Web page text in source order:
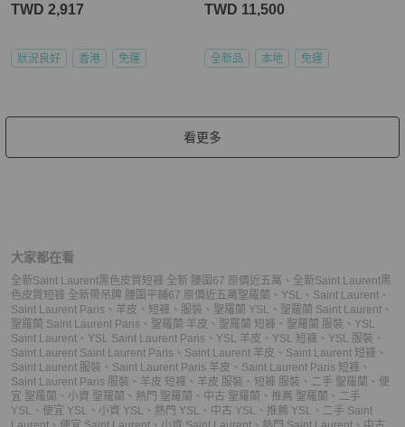
TWD 2,917
狀況良好 香港 免運
TWD 11,500
全新品 本地 免運
看更多
大家都在看
全新Saint Laurent黑色皮質短褲 全新 腰圍67 原價近五萬 、 全新Saint Laurent黑
色皮質短褲 全新帶吊牌 腰圍平鋪67 原價近五萬聖羅蘭 、 YSL 、 Saint Laurent 、
Saint Laurent Paris 、 羊皮 、 短褲 、 服裝 、 聖羅蘭 YSL 、 聖羅蘭 Saint Laurent 、
聖羅蘭 Saint Laurent Paris 、 聖羅蘭 羊皮 、 聖羅蘭 短褲 、 聖羅蘭 服裝 、 YSL
Saint Laurent 、 YSL Saint Laurent Paris 、 YSL 羊皮 、 YSL 短褲 、 YSL 服裝 、
Saint Laurent Saint Laurent Paris 、 Saint Laurent 羊皮 、 Saint Laurent 短褲 、
Saint Laurent 服裝 、 Saint Laurent Paris 羊皮 、 Saint Laurent Paris 短褲 、
Saint Laurent Paris 服裝 、 羊皮 短褲 、 羊皮 服裝 、 短褲 服裝 、 二手 聖羅蘭 、 便
宜 聖羅蘭 、 小資 聖羅蘭 、 熱門 聖羅蘭 、 中古 聖羅蘭 、 推薦 聖羅蘭 、 二手
YSL
、 便宜 YSL 、 小資 YSL 、 熱門 YSL 、 中古 YSL 、 推薦 YSL 、 二手 Saint